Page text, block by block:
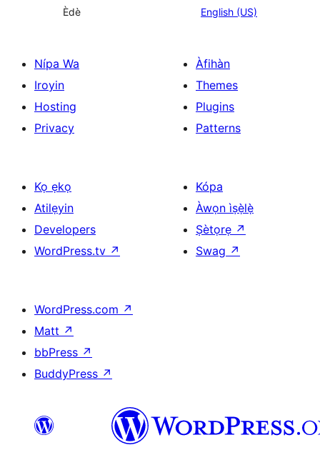
Èdè English (US)
Nípa Wa
Iroyin
Hosting
Privacy
Àfihàn
Themes
Plugins
Patterns
Kọ ẹkọ
Atilẹyin
Developers
WordPress.tv ↗
Kópa
Àwọn ìṣẹ̀lẹ̀
Ṣètọrẹ ↗
Swag ↗
WordPress.com ↗
Matt ↗
bbPress ↗
BuddyPress ↗